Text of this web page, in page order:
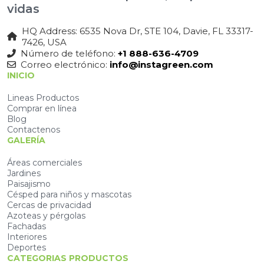
vidas
HQ Address: 6535 Nova Dr, STE 104, Davie, FL 33317-
7426, USA
Número de teléfono: +1 888-636-4709
Correo electrónico: info@instagreen.com
INICIO
Lineas Productos
Comprar en línea
Blog
Contactenos
GALERÍA
Áreas comerciales
Jardines
Paisajismo
Césped para niños y mascotas
Cercas de privacidad
Azoteas y pérgolas
Fachadas
Interiores
Deportes
CATEGORIAS PRODUCTOS